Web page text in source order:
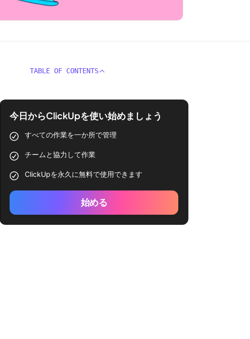
TABLE OF CONTENTS
今日からClickUpを使い始めましょう
すべての作業を一か所で管理
チームと協力して作業
ClickUpを永久に無料で使用できます
始める